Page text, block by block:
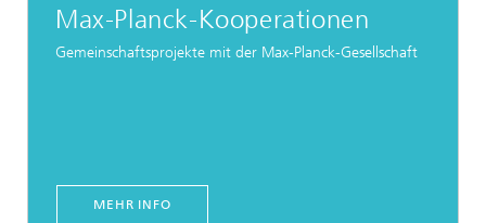
Max-Planck-Kooperationen
Gemeinschaftsprojekte mit der Max-Planck-Gesellschaft
MEHR INFO